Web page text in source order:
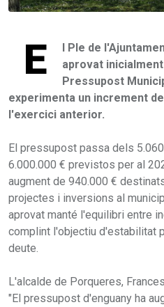
E
l Ple de
aprovat
Pressupost
experimenta un increment
l'exercici anterior.
El pressupost passa dels
6.000.000 € previstos per al
augment de 940.000 €
projectes i inversions al
aprovat manté l'equilibri entre
complint l'objectiu d'estabilitat
deute.
L'alcalde de Porqueres,
"El pressupost d'enguany ha